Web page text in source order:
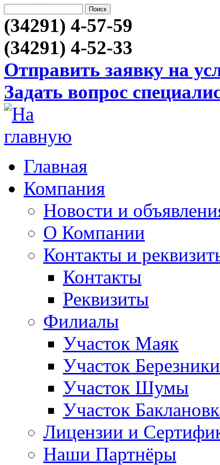
(34291) 4-57-59
(34291) 4-52-33
Отправить заявку на
Задать вопрос
Главная
Компания
Новости и
О Компании
Контакты и
Контакты
Реквизиты
Филиалы
Участок Маяк
Участок Березники
Участок Шумы
Участок
Лицензии и
Наши Партнёры
Новосибирскуи